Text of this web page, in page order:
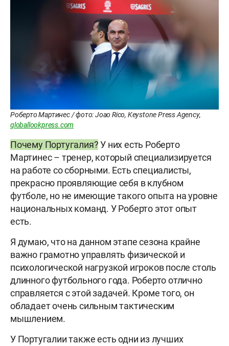
Роберто Мартинес / фото: Joao Rico, Keystone Press Agency,
globallookpress.com
Почему Португалия?У них есть Роберто
Мартинес – тренер, который специализируется
на работе со сборными. Есть специалисты,
прекрасно проявляющие себя в клубном
футболе, но не имеющие такого опыта на уровне
национальных команд. У Роберто этот опыт
есть.
Я думаю, что на данном этапе сезона крайне
важно грамотно управлять физической и
психологической нагрузкой игроков после столь
длинного футбольного года. Роберто отлично
справляется с этой задачей. Кроме того, он
обладает очень сильным тактическим
мышлением.
У Португалии также есть одни из лучших